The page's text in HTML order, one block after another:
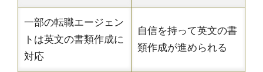
一部の転職エージェン
トは英文の書類作成に
対応
自信を持って英文の書
類作成が進められる